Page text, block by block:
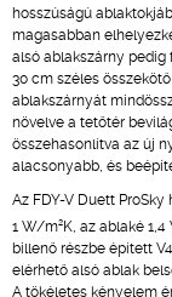
hosszúságú
magasabban
alsó ablakszárny pedig
30 cm széles
ablakszárnyát
növelve a tetőtér
összehasonlítva az új
alacsonyabb, és
Az FDY-V Duett
1 W/m2 K, az ablaké
billenő részbe épített
elérhető alsó ablak
A tökéletes kényelem